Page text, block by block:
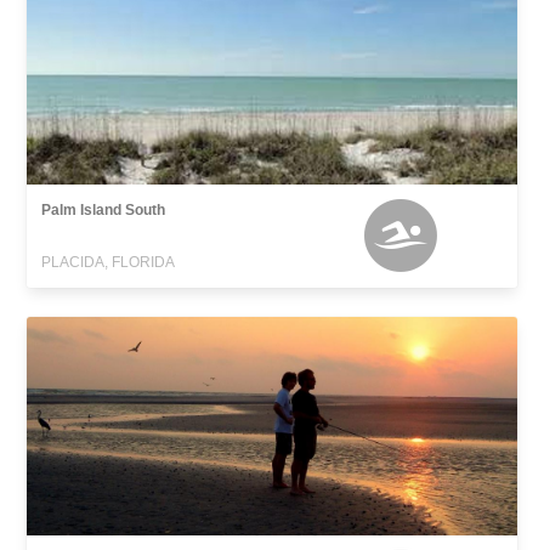
Palm Island South
PLACIDA, FLORIDA